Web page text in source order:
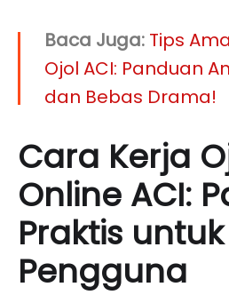
Baca Juga: Tips
Ojol ACI: Panduan
dan Bebas Drama!
Cara Kerja
Online ACI:
Praktis untuk
Pengguna